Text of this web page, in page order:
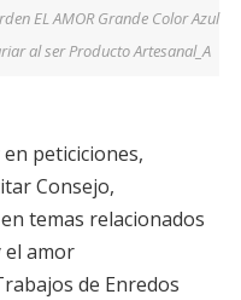
EL AMOR Grande Color Azul
al ser Producto Artesanal_A
peticiciones,
Consejo,
temas relacionados
el amor
de Enredos